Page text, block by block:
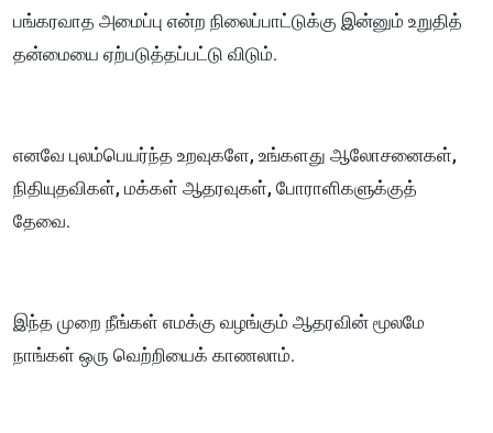
பங்கரவாத அமைப்பு என்ற நிலைப்பாட்டுக்கு இன்னும் உறுதித்
தன்மையை ஏற்படுத்தப்பட்டு விடும்.
எனவே புலம்பெயர்ந்த உறவுகளே, உங்களது ஆலோசனைகள்,
நிதியுதவிகள், மக்கள் ஆதரவுகள், போராளிகளுக்குத்
தேவை.
இந்த முறை நீங்கள் எமக்கு வழங்கும் ஆதரவின் மூலமே
நாங்கள் ஒரு வெற்றியைக் காணலாம்.